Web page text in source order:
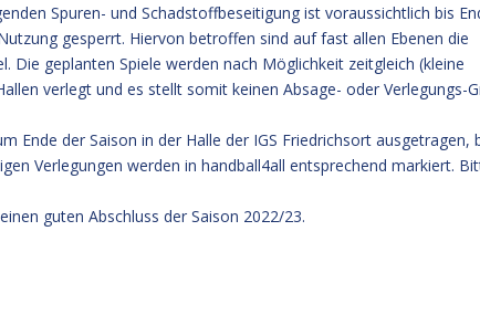
Spuren- und Schadstoffbeseitigung ist voraussichtlich bis
gesperrt. Hiervon betroffen sind auf fast allen Ebenen die
Die geplanten Spiele werden nach Möglichkeit zeitgleich (kleine
verlegt und es stellt somit keinen Absage- oder Verlegungs-
Ende der Saison in der Halle der IGS Friedrichsort ausgetragen,
Verlegungen werden in handball4all entsprechend markiert.
guten Abschluss der Saison 2022/23.